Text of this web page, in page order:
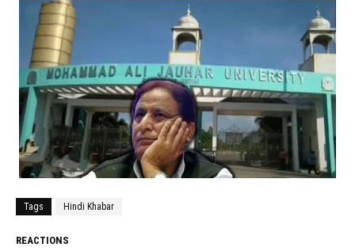
Tags Hindi Khabar
REACTIONS